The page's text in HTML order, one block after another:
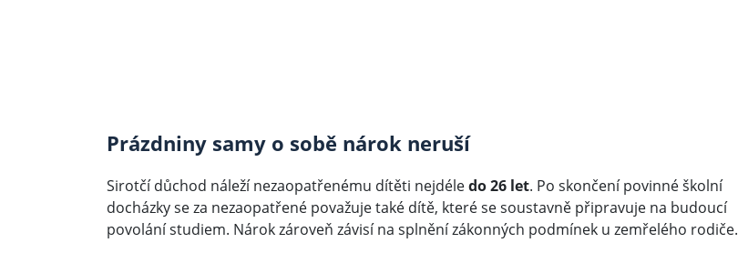
Prázdniny samy o sobě nárok neruší
Sirotčí důchod náleží nezaopatřenému dítěti nejdéledo 26 let. Po skončení povinné školní
docházky se za nezaopatřené považuje také dítě, které se soustavně připravuje na budoucí
povolání studiem. Nárok zároveň závisí na splnění zákonných podmínek u zemřelého rodiče.